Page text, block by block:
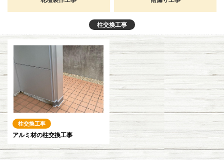
柱交換工事
柱交換工事
アルミ材の柱交換工事